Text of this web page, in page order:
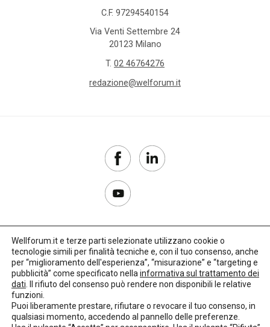
C.F. 97294540154
Via Venti Settembre 24
20123 Milano
T. 02 46764276
redazione@welforum.it
Copyright 2017–2026
Privacy Policy
Credits: LO Studio
Wellforum.it e terze parti selezionate utilizzano cookie o
tecnologie simili per finalità tecniche e, con il tuo consenso, anche
per “miglioramento dell'esperienza”, “misurazione” e “targeting e
pubblicità” come specificato nella informativa sul trattamento dei
dati . Il rifiuto del consenso può rendere non disponibili le relative
funzioni.
Puoi liberamente prestare, rifiutare o revocare il tuo consenso, in
qualsiasi momento, accedendo al pannello delle preferenze.